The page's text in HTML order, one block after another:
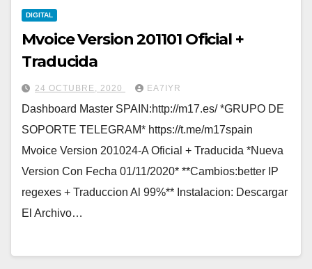
DIGITAL
Mvoice Version 201101 Oficial +
Traducida
24 OCTUBRE, 2020 EA7IYR
Dashboard Master SPAIN:http://m17.es/ *GRUPO DE
SOPORTE TELEGRAM* https://t.me/m17spain
Mvoice Version 201024-A Oficial + Traducida *Nueva
Version Con Fecha 01/11/2020* **Cambios:better IP
regexes + Traduccion Al 99%** Instalacion: Descargar
El Archivo…